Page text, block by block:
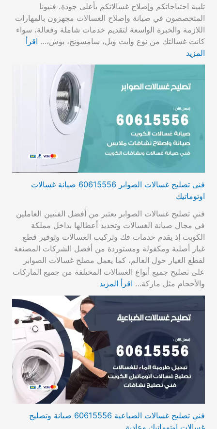
تلبية احتياجاتكم وإصلاح غسالاتكم بأعلى جودة. فنيونا
المتخصصون في صيانة وإصلاح الغسالات مجهزون بالمهارات
اللازمة والخبرة الواسعة لتقديم خدمات شاملة وفعالة، سواء
كانت غسالتك من نوع وايت ويل، سامسونج، بوش،… اقرأ
المزيد
فني تصليح غسالات الصوابر 60615556 صيانة غسالات
اوتوماتيك
فني تصليح غسالات الصوابر يعتبر من أفضل الفنيين العاملين
في مجال صيانة الغسالات وتحديد أعطالها بداخل مملكة
الكويت إذ يقدم خدمات فك وتركيب الغسالات وتوفير قطع
غيار أصلية ومكفولة ومستوردة من أفضل الشركات المصنعة
لقطع الغيار حول العالم، كما يعمل مصلح غسالات الصوابر
على تصليح جميع أنواع الغسالات المختلفة من جميع الماركات
والأحجام مثل ماركة… اقرأ المزيد
فني تصليح غسالات الضباعية 60615556 صيانة وتصليح